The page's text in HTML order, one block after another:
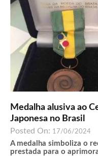
Medalha alusiva ao
Japonesa no Brasil
Posted On: 17/06/2024
A medalha simboliza o
prestada para o